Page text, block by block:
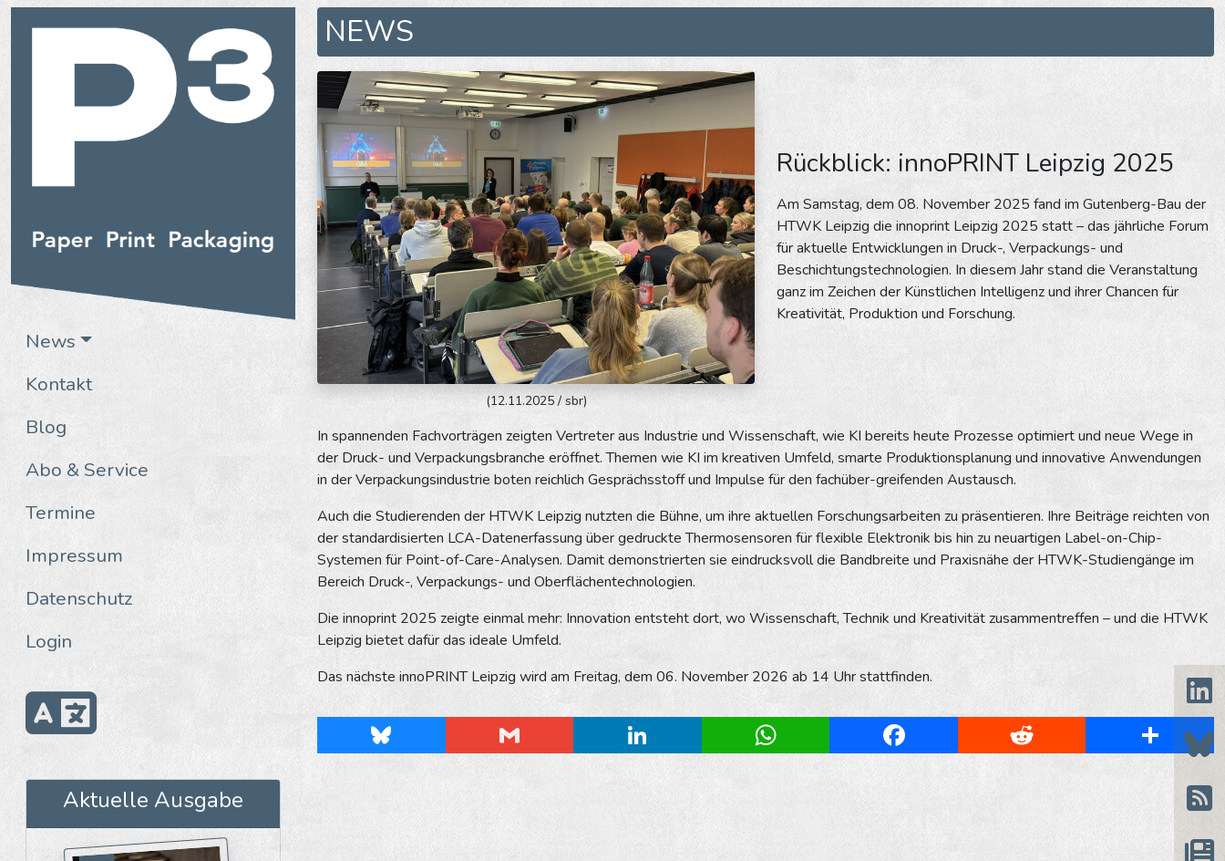
News
Kontakt
Blog
Abo & Service
Termine
Impressum
Datenschutz
Login
Aktuelle Ausgabe
NEWS
(12.11.2025 / sbr)
Rückblick: innoPRINT Leipzig 2025
Am Samstag, dem 08. November 2025 fand im Gutenberg-Bau der
HTWK Leipzig die innoprint Leipzig 2025 statt – das jährliche Forum
für aktuelle Entwicklungen in Druck-, Verpackungs- und
Beschichtungstechnologien. In diesem Jahr stand die Veranstaltung
ganz im Zeichen der Künstlichen Intelligenz und ihrer Chancen für
Kreativität, Produktion und Forschung.
In spannenden Fachvorträgen zeigten Vertreter aus Industrie und Wissen­schaft, wie KI bereits heute Prozesse optimiert und neue Wege in
der Druck- und Verpackungsbranche eröffnet. Themen wie KI im kreativen Umfeld, smarte Produktionsplanung und innovative Anwendungen
in der Verpac­kungsindustrie boten reichlich Gesprächsstoff und Impulse für den fachüber-greifenden Austausch.
Auch die Studierenden der HTWK Leipzig nutzten die Bühne, um ihre aktuel­len Forschungsarbeiten zu präsentieren. Ihre Beiträge reichten von
der stan­dardisierten LCA-Datenerfassung über gedruckte Thermosensoren für flexi­ble Elektronik bis hin zu neuartigen Label-on-Chip-
Systemen für Point-of-Care-Analysen. Damit demonstrierten sie eindrucksvoll die Bandbreite und Praxisnähe der HTWK-Studiengänge im
Bereich Druck-, Verpackungs- und Oberflächentechnologien.
Die innoprint 2025 zeigte einmal mehr: Innovation entsteht dort, wo Wissen­schaft, Technik und Kreativität zusammentreffen – und die HTWK
Leipzig bietet dafür das ideale Umfeld.
Das nächste innoPRINT Leipzig wird am Freitag, dem 06. November 2026 ab 14 Uhr stattfinden.
Bluesky Gmail LinkedIn WhatsApp Facebook Reddit Share